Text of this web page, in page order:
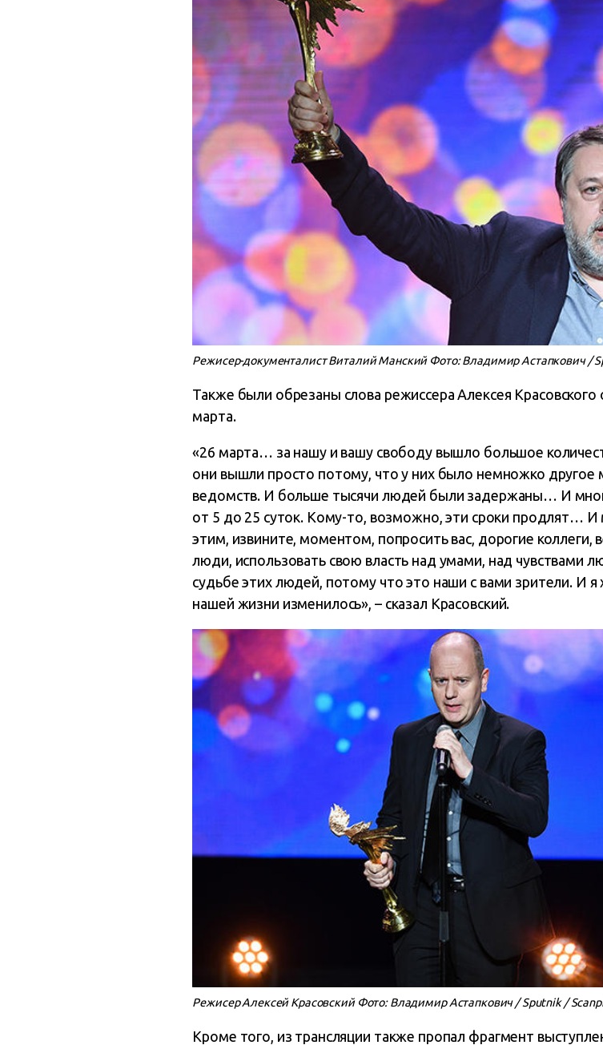
Режисер-документалист Виталий Манский Фото: Владимир Астапкович /
Также были обрезаны слова режиссера Алексея
марта.
«26 марта… за нашу и вашу свободу вышло большое
они вышли просто потому, что у них было немножко другое
ведомств. И больше тысячи людей были задержаны… И
от 5 до 25 суток. Кому-то, возможно, эти сроки продлят… И
этим, извините, моментом, попросить вас, дорогие
люди, использовать свою власть над умами, над чувствами
судьбе этих людей, потому что это наши с вами зрители. И я
нашей жизни изменилось», – сказал Красовский.
Режисер Алексей Красовский Фото: Владимир Астапкович / Sputnik /
Кроме того, из трансляции также пропал фрагмент